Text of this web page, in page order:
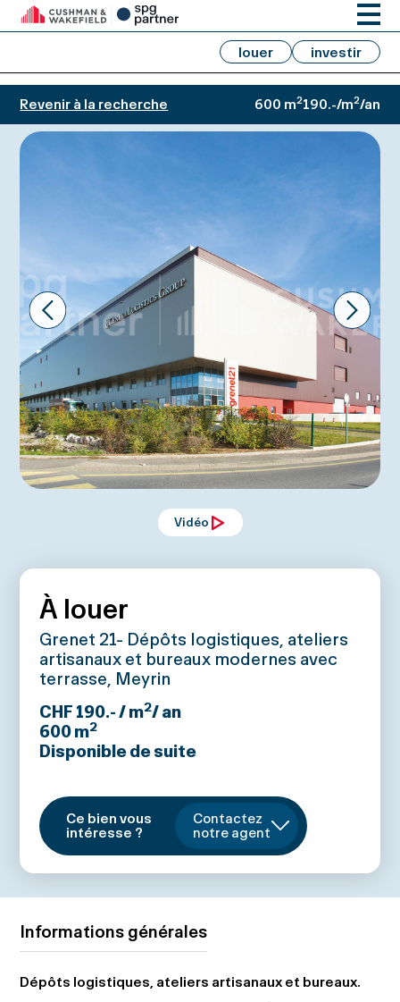
louer investir
Revenir à la recherche 600 m2190.-/m2/an
Prev Next
Vidéo
À louer
Grenet 21- Dépôts logistiques, ateliers
artisanaux et bureaux modernes avec
terrasse, Meyrin
CHF 190.- / m2/ an
600m2
Disponible de suite
Ce bien vous
intéresse ?
Contactez
notre agent
Informations générales
Dépôts logistiques, ateliers artisanaux et bureaux.